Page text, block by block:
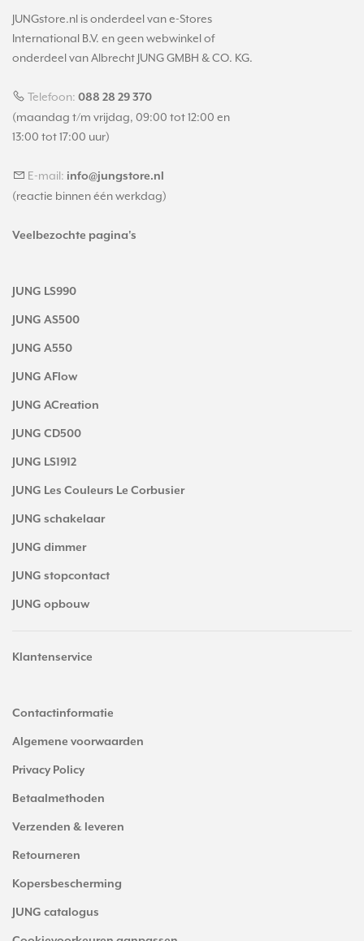
JUNGstore.nl is onderdeel van e-Stores
International B.V. en geen webwinkel of
onderdeel van Albrecht JUNG GMBH & CO. KG.
Telefoon: 088 28 29 370
(maandag t/m vrijdag, 09:00 tot 12:00 en
13:00 tot 17:00 uur)
E-mail: info@jungstore.nl
(reactie binnen één werkdag)
Veelbezochte pagina's
JUNG LS990
JUNG AS500
JUNG A550
JUNG AFlow
JUNG ACreation
JUNG CD500
JUNG LS1912
JUNG Les Couleurs Le Corbusier
JUNG schakelaar
JUNG dimmer
JUNG stopcontact
JUNG opbouw
Klantenservice
Contactinformatie
Algemene voorwaarden
Privacy Policy
Betaalmethoden
Verzenden & leveren
Retourneren
Kopersbescherming
JUNG catalogus